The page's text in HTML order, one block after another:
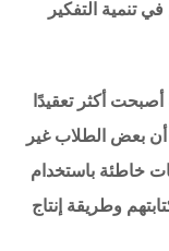
تنمية التفكير
أكثر تعقيدًا
أن بعض الطلاب غير
خاطئة باستخدام
وطريقة إنتاج